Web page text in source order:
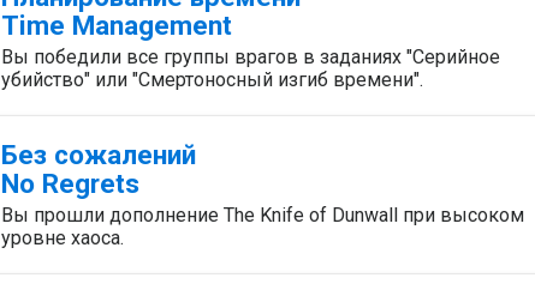
Time Management
Вы победили все группы врагов в заданиях "Серийное
убийство" или "Смертоносный изгиб времени".
Без сожалений
No Regrets
Вы прошли дополнение The Knife of Dunwall при высоком
уровне хаоса.